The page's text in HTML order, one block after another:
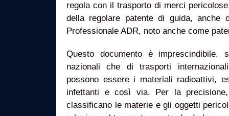
regola con il trasporto di merci
della regolare patente di guida, anche
Professionale ADR, noto anche come
Questo documento è
nazionali che di trasporti
possono essere i materiali radioattivi,
infettanti e così via. Per la
classificano le materie e gli oggetti